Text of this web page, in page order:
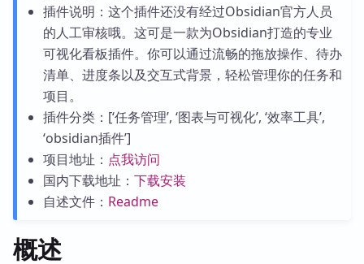
插件说明：这个插件还没有经过Obsidian官方人员
的人工审核哦。这可是一款为Obsidian打造的专业
可视化看板插件。你可以通过流畅的拖放操作、待办
清单、进度条以及交互式背景，轻松管理你的任务和
项目。
插件分类：[‘任务管理’, ‘图表与可视化’, ‘效率工具’,
‘obsidian插件’]
项目地址： 点我访问
国内下载地址： 下载安装
自述文件： Readme
概述